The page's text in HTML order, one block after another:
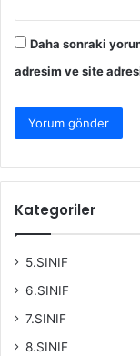
Daha sonraki
adresim ve site
Kategoriler
5.SINIF
6.SINIF
7.SINIF
8.SINIF